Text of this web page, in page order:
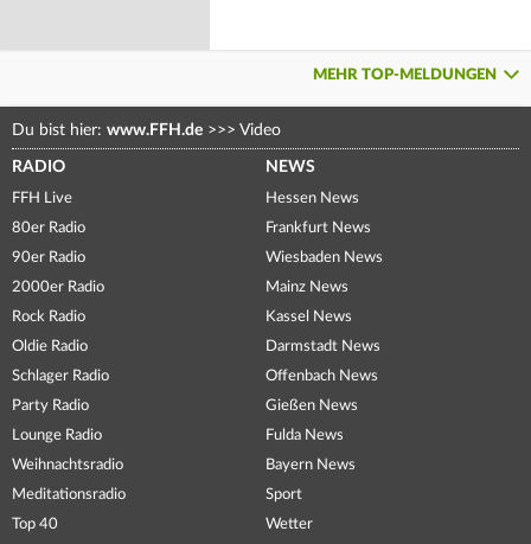
MEHR TOP-MELDUNGEN
Du bist hier: www.FFH.de >>> Video
RADIO
FFH Live
80er Radio
90er Radio
2000er Radio
Rock Radio
Oldie Radio
Schlager Radio
Party Radio
Lounge Radio
Weihnachtsradio
Meditationsradio
Top 40
NEWS
Hessen News
Frankfurt News
Wiesbaden News
Mainz News
Kassel News
Darmstadt News
Offenbach News
Gießen News
Fulda News
Bayern News
Sport
Wetter